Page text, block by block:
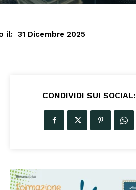
il: 31 Dicembre 2025
CONDIVIDI SUI SOCIAL: